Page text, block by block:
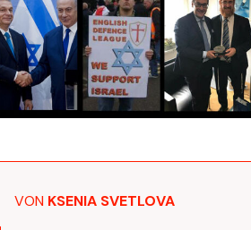
VON KSENIA SVETLOVA